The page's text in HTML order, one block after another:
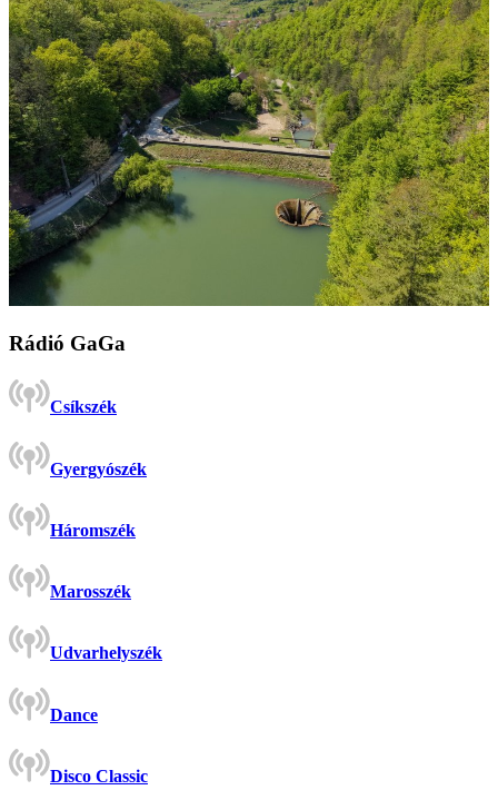
Rádió GaGa
Csíkszék
Gyergyószék
Háromszék
Marosszék
Udvarhelyszék
Dance
Disco Classic